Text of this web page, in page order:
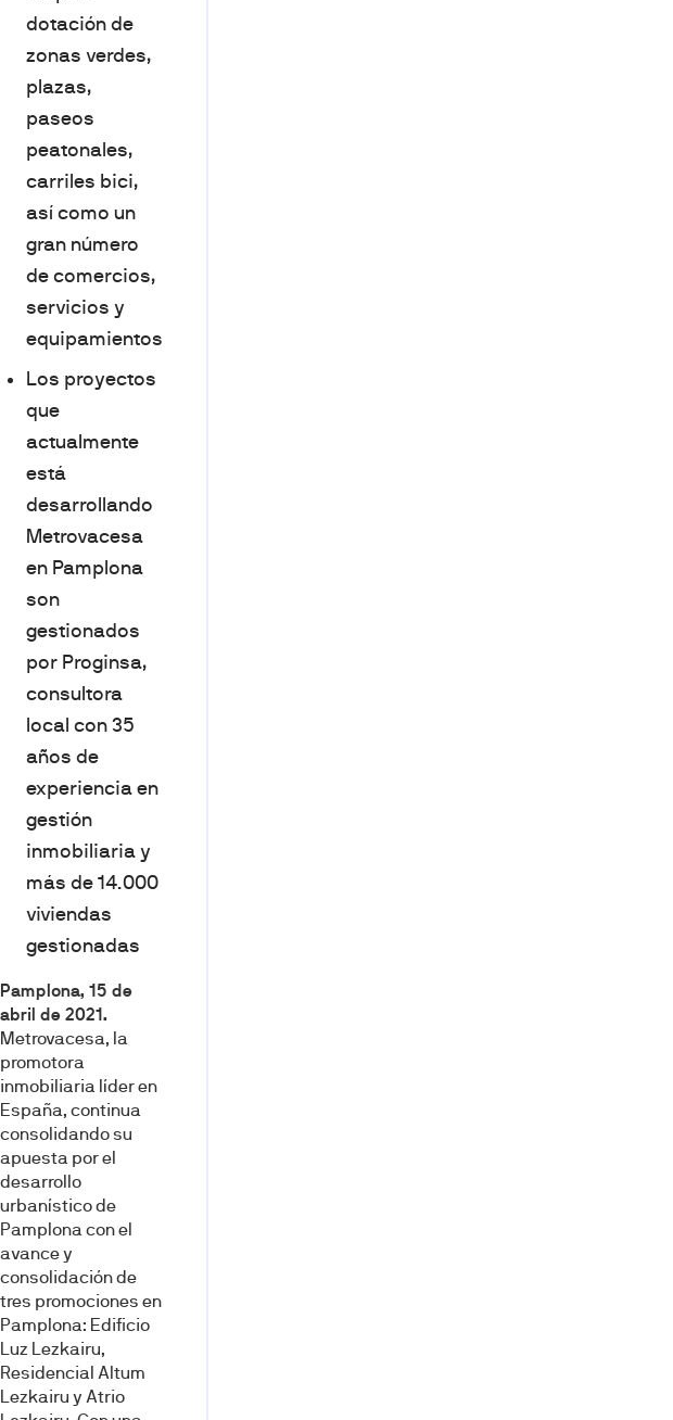
dotación de
zonas verdes,
plazas,
paseos
peatonales,
carriles bici,
así como un
gran número
de comercios,
servicios y
equipamientos
Los proyectos
que
actualmente
está
desarrollando
Metrovacesa
en Pamplona
son
gestionados
por Proginsa,
consultora
local con 35
años de
experiencia en
gestión
inmobiliaria y
más de 14.000
viviendas
gestionadas
Pamplona, 15 de
abril de 2021.
Metrovacesa, la
promotora
inmobiliaria líder en
España, continua
consolidando su
apuesta por el
desarrollo
urbanístico de
Pamplona con el
avance y
consolidación de
tres promociones en
Pamplona: Edificio
Luz Lezkairu,
Residencial Altum
Lezkairu y Atrio